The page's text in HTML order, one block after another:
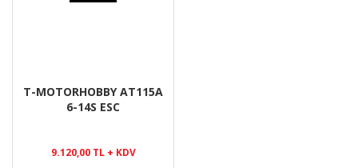
T-MOTORHOBBY AT115A
6-14S ESC
9.120,00 TL + KDV